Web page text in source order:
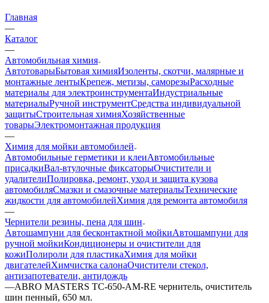
Главная
—
Каталог
—
Автомобильная химия
АвтотоварыБытовая химияИзоленты, скотчи, малярные и
монтажные лентыКрепеж, метизы, саморезыРасходные
материалы для электроинструментаИндустриальные
материалыРучной инструментСредства индивидуальной
защитыСтроительная химияХозяйственные
товарыЭлектромонтажная продукция
—
Химия для мойки автомобилей
Автомобильные герметики и клеиАвтомобильные
присадкиВал-втулочные фиксаторыОчистители и
удалителиПолировка, ремонт, уход и защита кузова
автомобиляСмазки и смазочные материалыТехнические
жидкости для автомобилейХимия для ремонта автомобиля
—
Чернители резины, пена для шин
Автошампуни для бесконтактной мойкиАвтошампуни для
ручной мойкиКондиционеры и очистители для
кожиПолироли для пластикаХимия для мойки
двигателейХимчистка салонаОчистители стекол,
антизапотеватели, антидождь
—ABRO MASTERS TC-650-AM-RE чернитель, очиститель
шин пенный, 650 мл.